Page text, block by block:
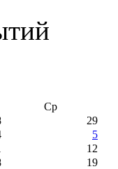
Ср
29
5
12
19